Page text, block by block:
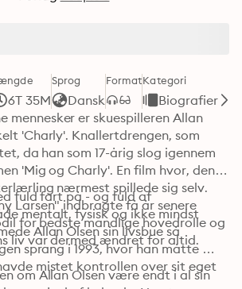
6T 35M
Sprog
Dansk
FormatKategori
Biografier
mennesker er skuespilleren Allan
'Charly'. Knallertdrengen, som
da han som 17-årig slog igennem
'Mig og Charly'. En film hvor, den
nærmest spillede sig selv.
Larsen" indbragte få år senere
for bedste mandlige hovedrolle og
fuld fart på - og fuld af
mentalt, fysisk og ikke mindst
Allan Olsen sin livsbue så
sprang i 1993, hvor han måtte
mistet kontrollen over sit eget
om Allan Olsen være endt i al sin